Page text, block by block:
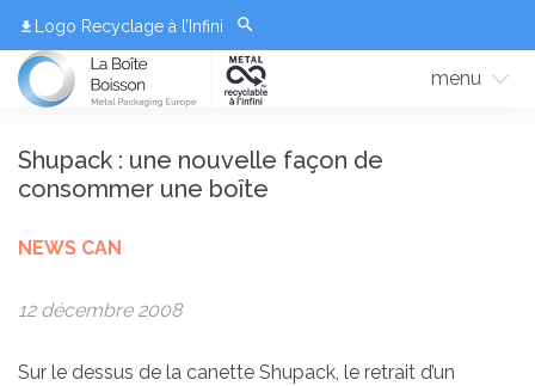
Logo Recyclage à l’Infini
menu
Shupack : une nouvelle façon de
consommer une boîte
NEWS CAN
12 décembre 2008
Sur le dessus de la canette Shupack, le retrait d’un